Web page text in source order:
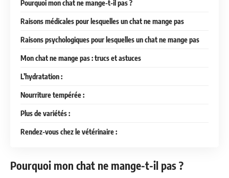
Pourquoi mon chat ne mange-t-il pas ?
Raisons médicales pour lesquelles un chat ne mange pas
Raisons psychologiques pour lesquelles un chat ne mange pas
Mon chat ne mange pas : trucs et astuces
L’hydratation :
Nourriture tempérée :
Plus de variétés :
Rendez-vous chez le vétérinaire :
Pourquoi mon chat ne mange-t-il pas ?